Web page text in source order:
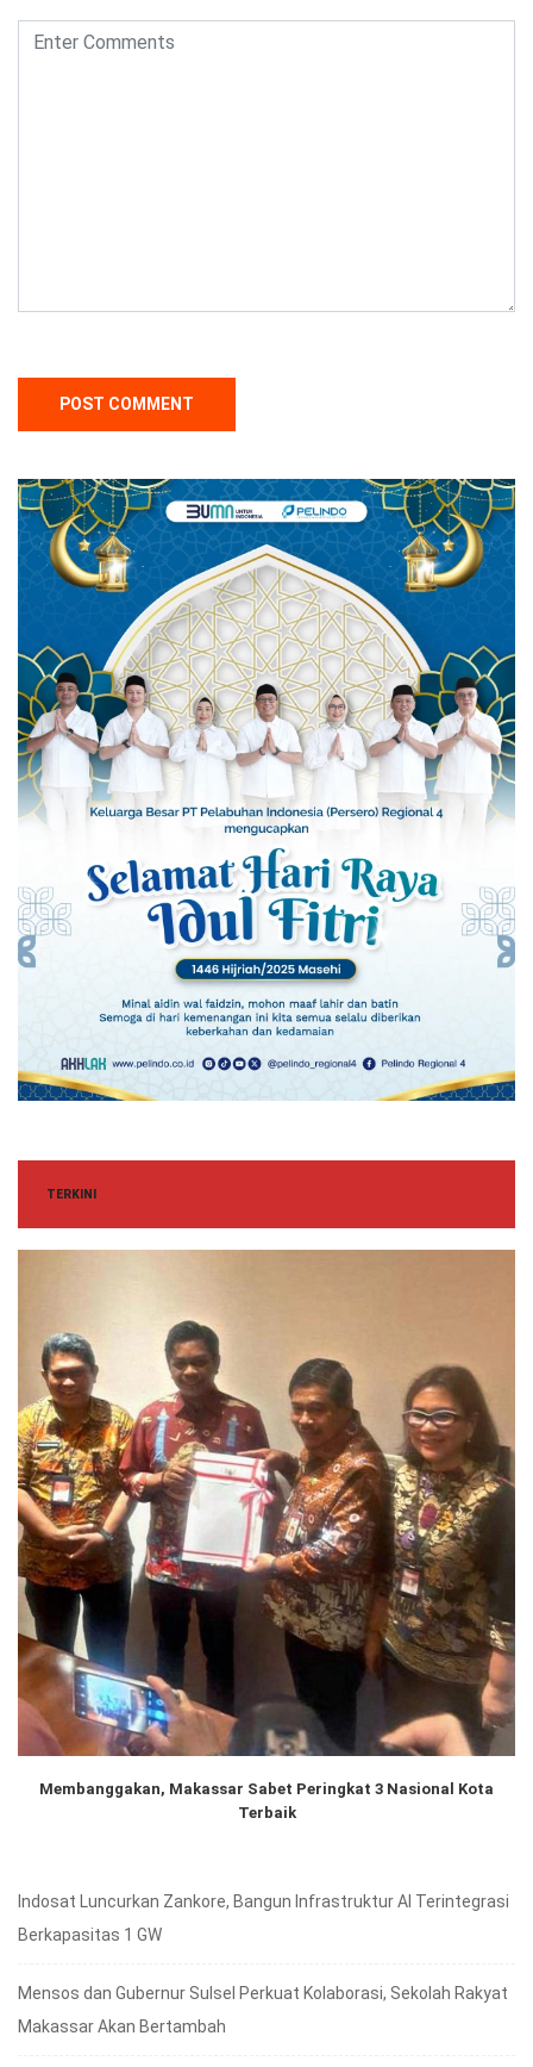
TERKINI
Membanggakan, Makassar Sabet Peringkat 3 Nasional Kota
Terbaik
Indosat Luncurkan Zankore, Bangun Infrastruktur AI Terintegrasi
Berkapasitas 1 GW
Mensos dan Gubernur Sulsel Perkuat Kolaborasi, Sekolah Rakyat
Makassar Akan Bertambah